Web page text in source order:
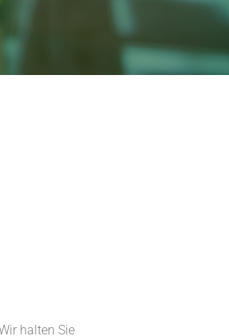
halten Sie